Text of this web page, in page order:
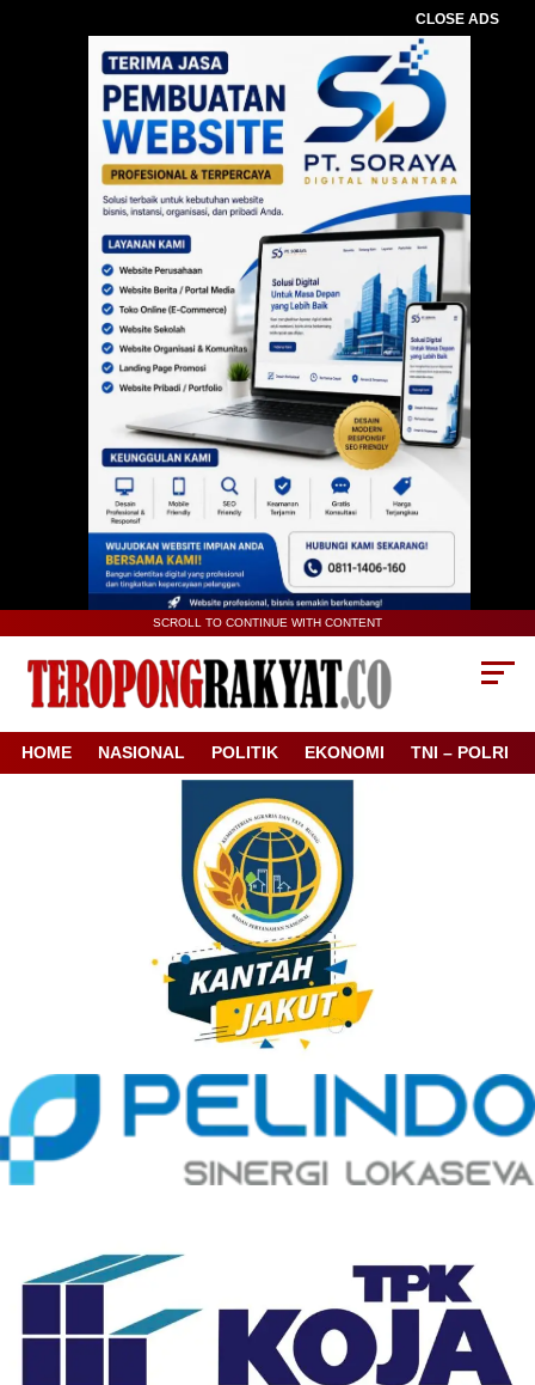
CLOSE ADS
SCROLL TO CONTINUE WITH CONTENT
HOME NASIONAL POLITIK EKONOMI TNI – POLRI